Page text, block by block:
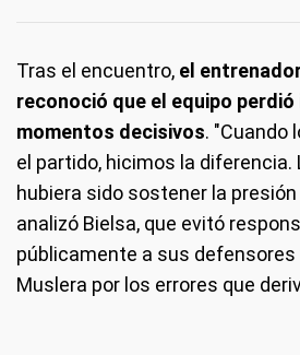
Tras el encuentro, el
reconoció que el equipo
momentos decisivos. "Cuando
el partido, hicimos la diferencia.
hubiera sido sostener la
analizó Bielsa, que evitó
públicamente a sus defensores
Muslera por los errores que